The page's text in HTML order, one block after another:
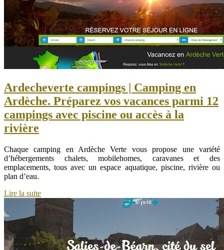
Ar­deche­ver­te campings | Camping en
Ardèche. Préparez vos vacances parmi 12
campings avec piscine ou accès à la
rivière
Chaque camping en Ardèche Verte vous propose une variété
d’hébergements chalets, mobilehomes, caravanes et des
emplacements, tous avec un espace aquatique, piscine, rivière ou
plan d’eau.
Lire la suite